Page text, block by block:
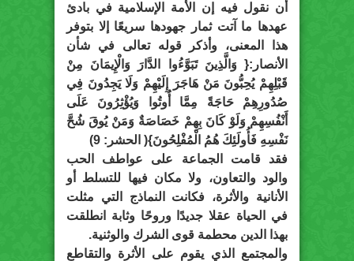
أن نقول فيه إن الأمة الإسلامية في بادئ
عهدها ما آتت ثمار جهودها سريعًا إلا بتوفر
هذا المعنى، وأذكر قوله تعالى في شأن
الأنصار:{ وَالَّذِينَ تَبَوَّءُوا الدَّارَ وَالْإِيمَانَ مِنْ
قَبْلِهِمْ يُحِبُّونَ مَنْ هَاجَرَ إِلَيْهِمْ وَلَا يَجِدُونَ فِي
صُدُورِهِمْ حَاجَةً مِمَّا أُوتُوا وَيُؤْثِرُونَ عَلَى
أَنْفُسِهِمْ وَلَوْ كَانَ بِهِمْ خَصَاصَةٌ وَمَنْ يُوقَ شُحَّ
نَفْسِهِ فَأُولَئِكَ هُمُ الْمُفْلِحُونَ}( الحشر: 9)
فقد قامت الجماعة على عواطف الحب
والود والتعاون، ولا مكان فيها للتسلط أو
الأنانية والأثرة، فكانت النماذج التي مثلت
في الحياة عقلا جديدًا وروحًا وثابة انطلقت
بهذا الدين محطمة قوى الشرك والوثنية.
والمجتمع الذي يقوم على الأثرة والتقاطع